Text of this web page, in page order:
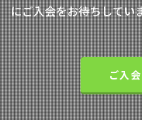
にご入会をお待ちしてい
ご入